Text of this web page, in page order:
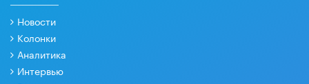
Новости
Колонки
Аналитика
Интервью